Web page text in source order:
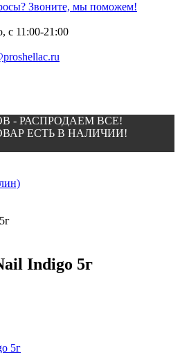
Звоните, мы поможем!
с 11:00-21:00
- РАСПРОДАЕМ ВСЕ!
ЕСТЬ В НАЛИЧИИ!
Indigo 5г